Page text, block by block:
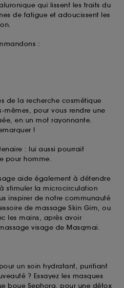
qui lissent les traits du
de fatigue et adoucissent les
:
de la recherche cosmétique
mêmes, pour vous rendre une
en un mot rayonnante.
!
: lui aussi pourrait
pour homme.
aide également à détendre
stimuler la microcirculation
inspirer de notre communauté
de massage Skin Gim, ou
les mains, après avoir
visage de Masqmai.
un soin hydratant, purifiant
? Essayez les masques
boue Sephora, pour une détox